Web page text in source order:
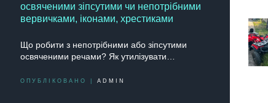
освяченими зіпсутими чи непотрібними
вервичками, іконами, хрестиками
Що робити з непотрібними або зіпсутими
освяченими речами? Як утилізувати…
ОПУБЛІКОВАНО | ADMIN